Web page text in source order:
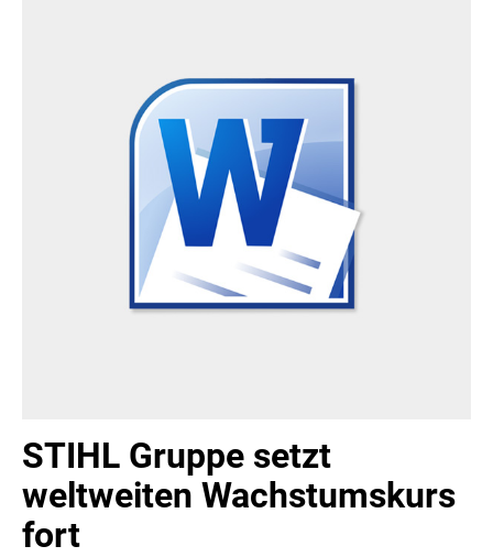
STIHL Gruppe setzt
weltweiten Wachstumskurs
fort